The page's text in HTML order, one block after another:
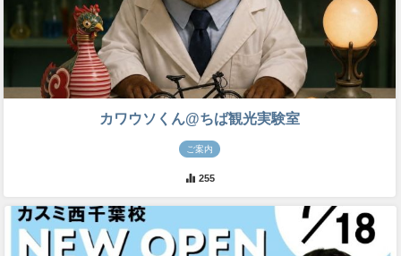
カワウソくん@ちば観光実験室
ご案内
255